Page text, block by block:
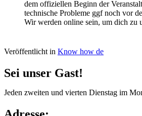
dem offiziellen Beginn der
technische Probleme ggf noch vor
Wir werden online sein, um dich zu
Veröffentlicht in Know how de
Sei unser Gast!
Jeden zweiten und vierten Dienstag im